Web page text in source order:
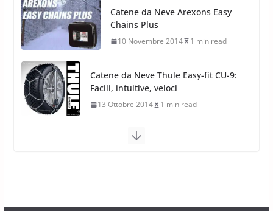
Catene da Neve Thule Easy-fit CU-9:
Facili, intuitive, veloci
13 Ottobre 2014 1 min read
Calze da Neve Arexocks by
Arexons
26 Ottobre 2013 1 min read
Calze da Neve per Auto 2025: